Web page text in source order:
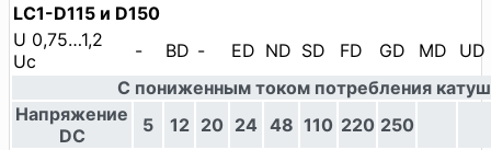
LC1-D115 и D150
U 0,75…1,2
Uc
- BD - ED ND SD FD GD MD
UD
С пониженным током потребления
Напряжение
DC
5 12 20 24 48 110 220 250